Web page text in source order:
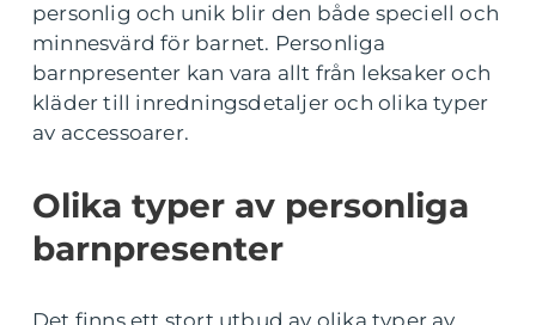
personlig och unik blir den både speciell och
minnesvärd för barnet. Personliga
barnpresenter kan vara allt från leksaker och
kläder till inredningsdetaljer och olika typer
av accessoarer.
Olika typer av personliga
barnpresenter